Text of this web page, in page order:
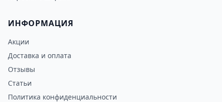
ИНФОРМАЦИЯ
Акции
Доставка и оплата
Отзывы
Статьи
Политика конфиденциальности